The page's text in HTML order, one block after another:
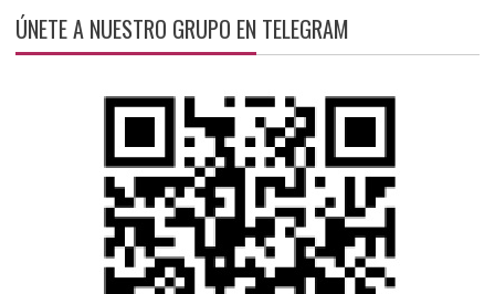
ÚNETE A NUESTRO GRUPO EN TELEGRAM